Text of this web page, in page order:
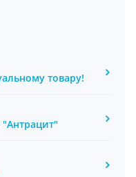
товару!
"Антрацит"